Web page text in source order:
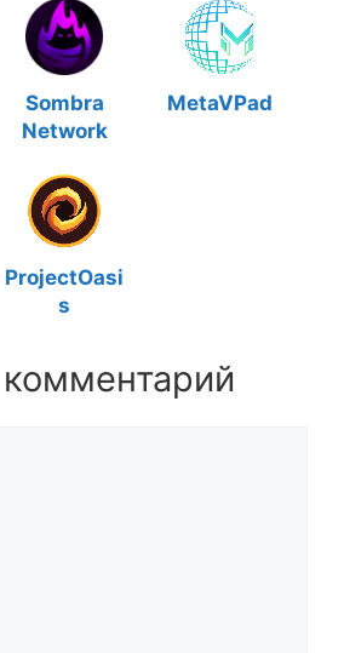
Sombra
Network
MetaVPad
ProjectOasi
s